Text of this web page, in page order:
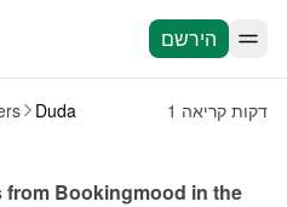
הירשם
Duda 1 דקות קריאה
from Bookingmood in the